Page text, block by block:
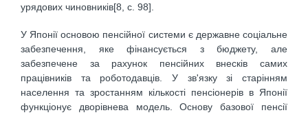
урядових чиновників[8, с. 98].
У Японії основою пенсійної системи є державне соціальне
забезпечення, яке фінансується з бюджету, але
забезпечене за рахунок пенсійних внесків самих
працівників та роботодавців. У зв'язку зі старінням
населення та зростанням кількості пенсіонерів в Японії
функціонує дворівнева модель. Основу базової пенсії